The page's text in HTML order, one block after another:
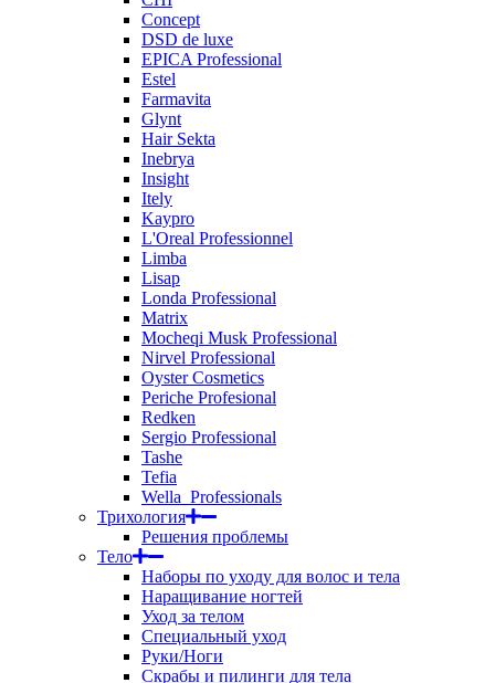
Concept
DSD de luxe
EPICA Professional
Estel
Farmavita
Glynt
Hair Sekta
Inebrya
Insight
Itely
Kaypro
L'Oreal Professionnel
Limba
Lisap
Londa Professional
Matrix
Mocheqi Musk Professional
Nirvel Professional
Oyster Cosmetics
Periche Profesional
Redken
Sergio Professional
Tashe
Tefia
Wella_Professionals
Трихология
Решения проблемы
Тело
Наборы по уходу для волос и тела
Наращивание ногтей
Уход за телом
Специальный уход
Руки/Ноги
Скрабы и пилинги для тела